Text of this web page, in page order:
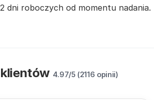
dni roboczych od momentu nadania.
4.97/5 (2116 opinii)